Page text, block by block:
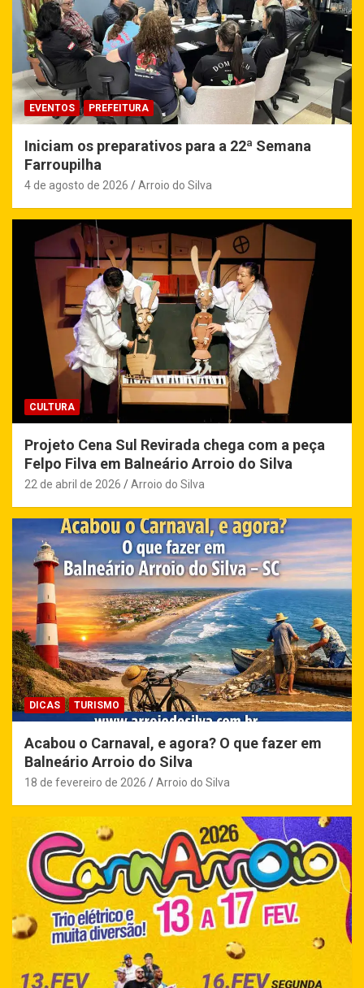
EVENTOS PREFEITURA
Iniciam os preparativos para a 22ª Semana
Farroupilha
4 de agosto de 2026 Arroio do Silva
CULTURA
Projeto Cena Sul Revirada chega com a peça
Felpo Filva em Balneário Arroio do Silva
22 de abril de 2026 Arroio do Silva
DICAS TURISMO
Acabou o Carnaval, e agora? O que fazer em
Balneário Arroio do Silva
18 de fevereiro de 2026 Arroio do Silva